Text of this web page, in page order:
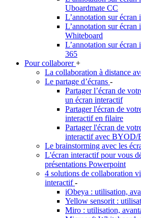
Uboardmate CC
L’annotation sur
L’annotation sur
Whiteboard
L’annotation sur
365
Pour collaborer+
La collaboration à distance
Le partage d’écrans -
Partager l’écran de
un écran interactif
Partager l'écran de
interactif en filaire
Partager l'écran de
interactif avec
Le brainstorming avec les
L'écran interactif pour vous
présentations Powerpoint
4 solutions de collaboration
interactif-
iObeya : utilisation,
Yellow sensorit :
Miro : utilisation,